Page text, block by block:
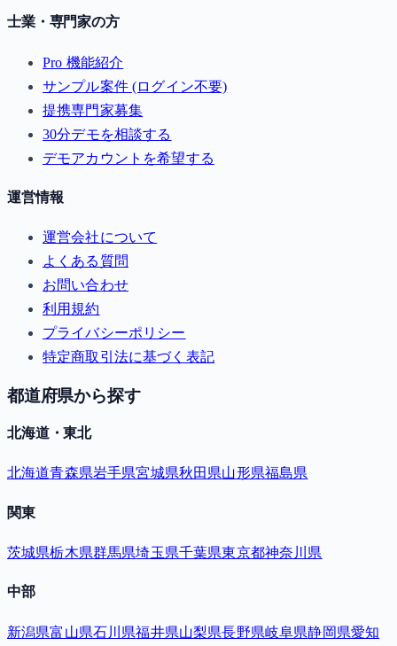
士業・専門家の方
Pro 機能紹介
サンプル案件 (ログイン不要)
提携専門家募集
30分デモを相談する
デモアカウントを希望する
運営情報
運営会社について
よくある質問
お問い合わせ
利用規約
プライバシーポリシー
特定商取引法に基づく表記
都道府県から探す
北海道・東北
北海道青森県岩手県宮城県秋田県山形県福島県
関東
茨城県栃木県群馬県埼玉県千葉県東京都神奈川県
中部
新潟県富山県石川県福井県山梨県長野県岐阜県静岡県愛知